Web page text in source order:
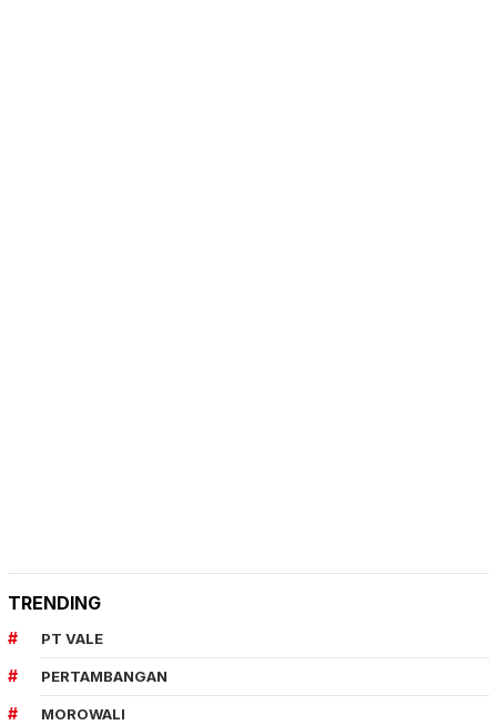
TRENDING
PT VALE
PERTAMBANGAN
MOROWALI